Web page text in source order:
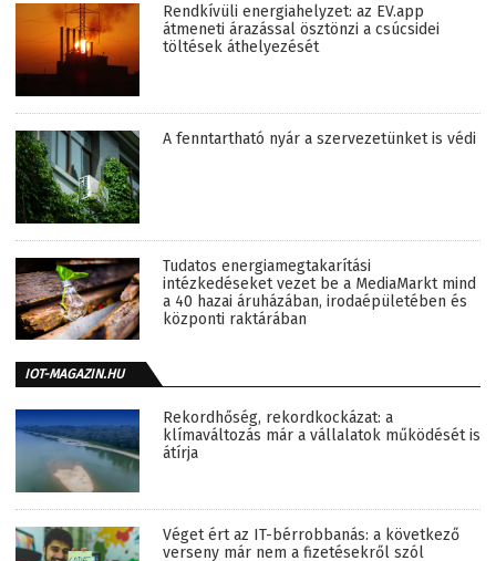
Rendkívüli energiahelyzet: az EV.app
átmeneti árazással ösztönzi a csúcsidei
töltések áthelyezését
A fenntartható nyár a szervezetünket is védi
Tudatos energiamegtakarítási
intézkedéseket vezet be a MediaMarkt mind
a 40 hazai áruházában, irodaépületében és
központi raktárában
IOT-MAGAZIN.HU
Rekordhőség, rekordkockázat: a
klímaváltozás már a vállalatok működését is
átírja
Véget ért az IT-bérrobbanás: a következő
verseny már nem a fizetésekről szól